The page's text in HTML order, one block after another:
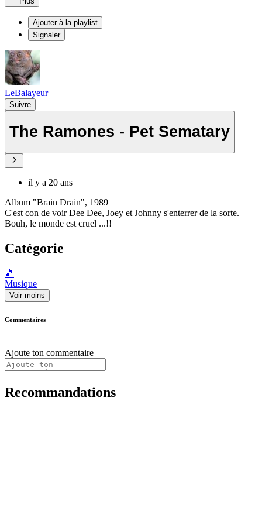
Ajouter à la playlist
Signaler
LeBalayeur
Suivre
The Ramones - Pet Sematary
il y a 20 ans
Album "Brain Drain", 1989
C'est con de voir Dee Dee, Joey et Johnny s'enterrer de la sorte.
Bouh, le monde est cruel ...!!
Catégorie
🎵
Musique
Voir moins
Commentaires
Ajoute ton commentaire
Recommandations